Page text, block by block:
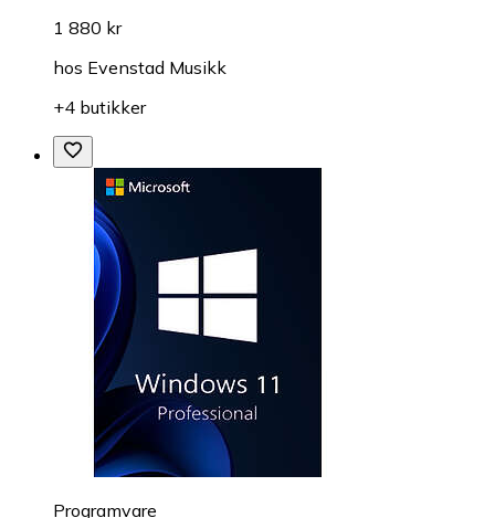
1 880 kr
hos Evenstad Musikk
+4 butikker
Programvare